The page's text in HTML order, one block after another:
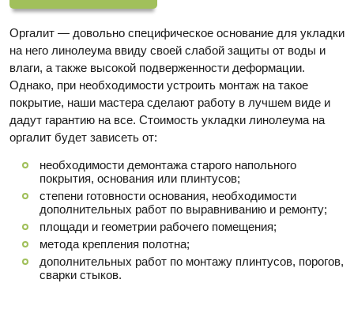
Оргалит — довольно специфическое основание для укладки
на него линолеума ввиду своей слабой защиты от воды и
влаги, а также высокой подверженности деформации.
Однако, при необходимости устроить монтаж на такое
покрытие, наши мастера сделают работу в лучшем виде и
дадут гарантию на все. Стоимость укладки линолеума на
оргалит будет зависеть от:
необходимости демонтажа старого напольного
покрытия, основания или плинтусов;
степени готовности основания, необходимости
дополнительных работ по выравниванию и ремонту;
площади и геометрии рабочего помещения;
метода крепления полотна;
дополнительных работ по монтажу плинтусов, порогов,
сварки стыков.